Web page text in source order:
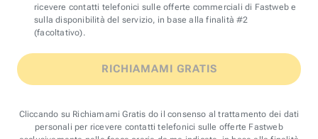
ricevere contatti telefonici sulle offerte commerciali di Fastweb e
sulla disponibilità del servizio, in base alla finalità #2
(facoltativo).
RICHIAMAMI GRATIS
Cliccando su Richiamami Gratis do il consenso al trattamento dei dati
personali per ricevere contatti telefonici sulle offerte Fastweb